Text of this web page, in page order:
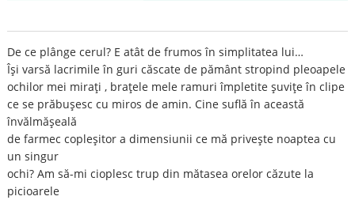
De ce plânge cerul? E atât de frumos în simplitatea lui…
Îşi varsă lacrimile în guri căscate de pământ stropind pleoapele
ochilor mei miraţi , braţele mele ramuri împletite şuviţe în clipe
ce se prăbuşesc cu miros de amin. Cine suflă în această
învălmăşeală
de farmec copleşitor a dimensiunii ce mă priveşte noaptea cu
un singur
ochi? Am să-mi cioplesc trup din mătasea orelor căzute la
picioarele